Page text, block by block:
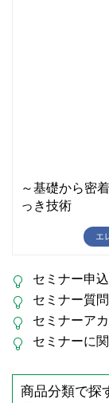
～基礎から密
っき技術
エ
セミナー申
セミナー質
セミナーア
セミナーに
商品分類で探